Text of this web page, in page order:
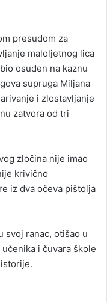
presudom za
maloljetnog lica
osuđen na kaznu
supruga Miljana
i zlostavljanje
zatvora od tri
zločina nije imao
krivično
iz dva očeva pištolja
svoj ranac, otišao u
i čuvara škole